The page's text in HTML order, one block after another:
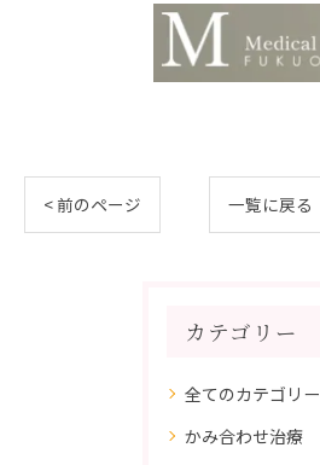
< 前のページ 一覧に戻る
カテゴリー
全てのカテゴリー
かみ合わせ治療